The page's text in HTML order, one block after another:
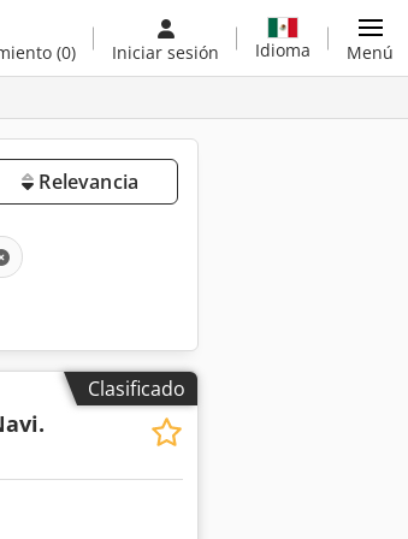
(0) Iniciar sesión Idioma Menú
Relevancia
Clasificado